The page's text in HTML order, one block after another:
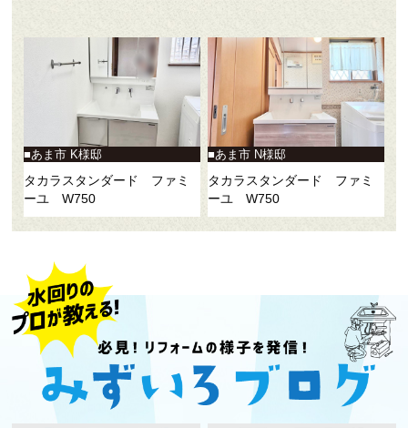
あま市 K様邸
タカラスタンダード ファミ
ーユ W750
あま市 N様邸
タカラスタンダード ファミ
ーユ W750